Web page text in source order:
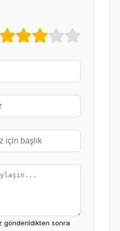
gönderildikten sonra